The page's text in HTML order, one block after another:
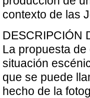
contexto de las
DESCRIPCIÓN
La propuesta
situación
que se puede
hecho de la